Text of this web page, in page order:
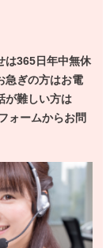
は365日年中無休
急ぎの方はお電
が難しい方は
ォームからお問